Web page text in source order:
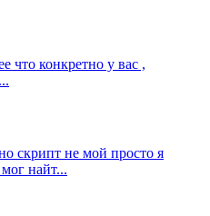
что конкретно у вас ,
скрипт не мой просто я
найт...